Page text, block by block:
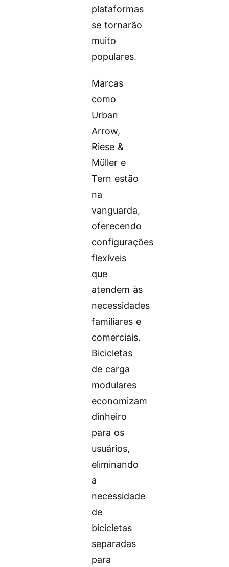
plataformas
se tornarão
muito
populares.
Marcas
como
Urban
Arrow,
Riese &
Müller e
Tern estão
na
vanguarda,
oferecendo
configurações
flexíveis
que
atendem às
necessidades
familiares e
comerciais.
Bicicletas
de carga
modulares
economizam
dinheiro
para os
usuários,
eliminando
a
necessidade
de
bicicletas
separadas
para